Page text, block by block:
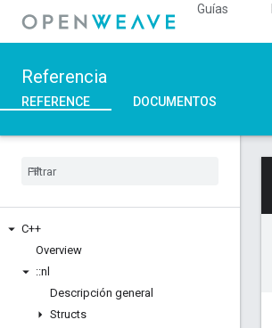
Guías
Referencia
REFERENCE DOCUMENTOS
C++
Overview
::nl
Descripción general
Structs